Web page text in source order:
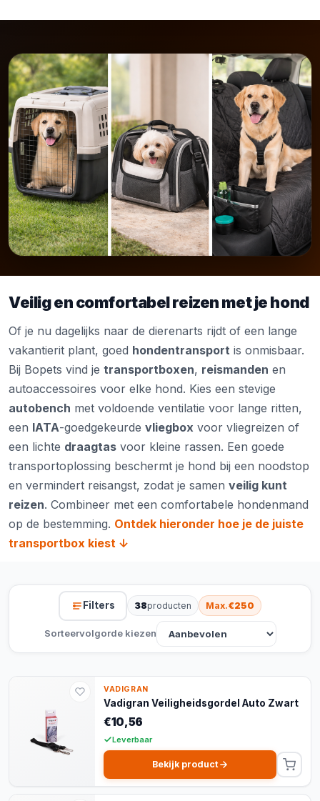
Veilig en comfortabel reizen met je hond
Of je nu dagelijks naar de dierenarts rijdt of een lange
vakantierit plant, goed hondentransport is onmisbaar.
Bij Bopets vind je transportboxen, reismanden en
autoaccessoires voor elke hond. Kies een stevige
autobench met voldoende ventilatie voor lange ritten,
een IATA-goedgekeurde vliegbox voor vliegreizen of
een lichte draagtas voor kleine rassen. Een goede
transportoplossing beschermt je hond bij een noodstop
en vermindert reisangst, zodat je samen veilig kunt
reizen. Combineer met een comfortabele hondenmand
op de bestemming. Ontdek hieronder hoe je de juiste
transportbox kiest ↓
Filters 38producten Max.€250
Sorteervolgorde kiezen
VADIGRAN
Vadigran Veiligheidsgordel Auto Zwart
€10,56
Leverbaar
Bekijk product